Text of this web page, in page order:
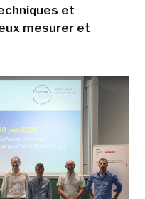
et
mesurer et